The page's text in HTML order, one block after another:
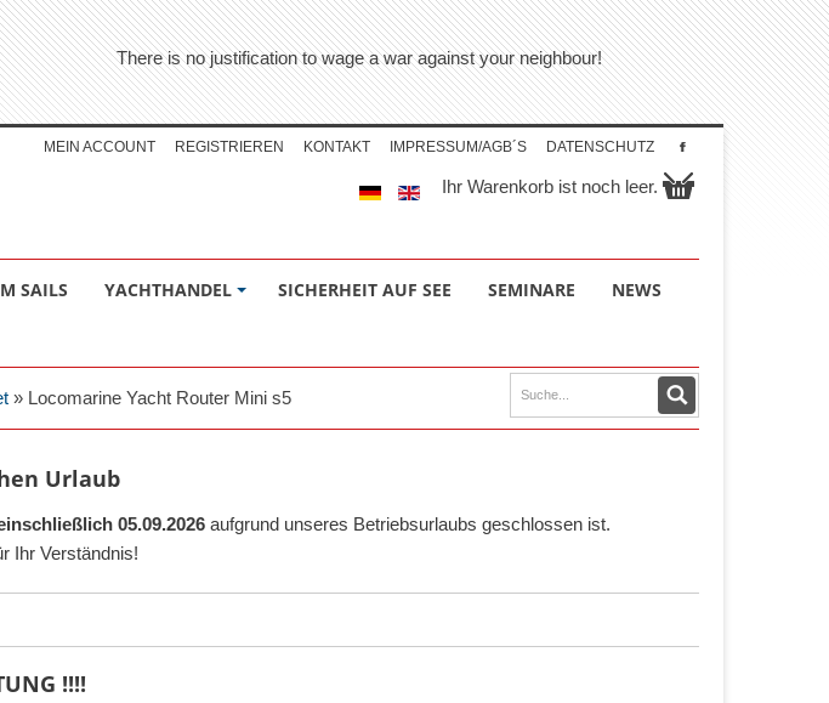
There is no justification to wage a war against your neighbour!
KONTAKT IMPRESSUM/AGB´S DATENSCHUTZ
MEIN ACCOUNT REGISTRIEREN
Ihr Warenkorb ist noch leer.
SAILS YACHTHANDEL SICHERHEIT AUF SEE SEMINARE NEWS
» Locomarine Yacht Router Mini s5
Urlaub
05.09.2026aufgrund unseres Betriebsurlaubs geschlossen ist.
Ihr Verständnis!
!!!!